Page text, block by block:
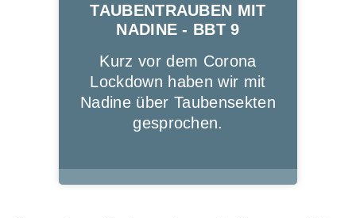
TAUBENTRAUBEN MIT
NADINE - BBT 9
Kurz vor dem Corona
Lockdown haben wir mit
Nadine über Taubensekten
gesprochen.